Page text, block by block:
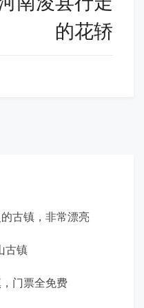
的花轿
古镇，非常漂亮
古镇
门票全免费